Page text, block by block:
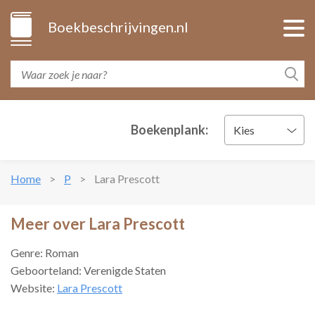
Boekbeschrijvingen.nl
Boekenplank: Kies
Home P Lara Prescott
Meer over Lara Prescott
Genre: Roman
Geboorteland: Verenigde Staten
Website: Lara Prescott